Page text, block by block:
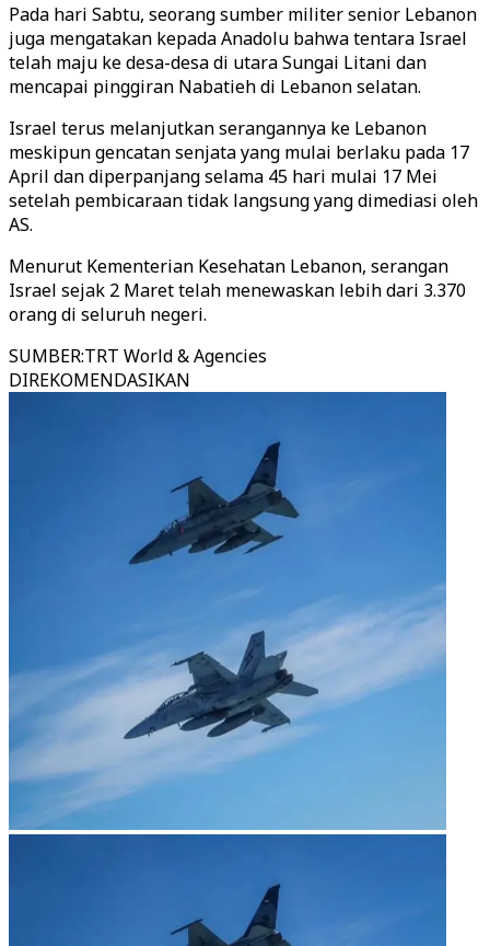
Pada hari Sabtu, seorang sumber militer senior Lebanon
juga mengatakan kepada Anadolu bahwa tentara Israel
telah maju ke desa-desa di utara Sungai Litani dan
mencapai pinggiran Nabatieh di Lebanon selatan.
Israel terus melanjutkan serangannya ke Lebanon
meskipun gencatan senjata yang mulai berlaku pada 17
April dan diperpanjang selama 45 hari mulai 17 Mei
setelah pembicaraan tidak langsung yang dimediasi oleh
AS.
Menurut Kementerian Kesehatan Lebanon, serangan
Israel sejak 2 Maret telah menewaskan lebih dari 3.370
orang di seluruh negeri.
SUMBER:TRT World & Agencies
DIREKOMENDASIKAN